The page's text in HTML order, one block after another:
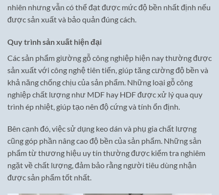
nhiên nhưng vẫn có thể đạt được mức độ bền nhất định nếu
được sản xuất và bảo quản đúng cách.
Quy trình sản xuất hiện đại
Các sản phẩm giường gỗ công nghiệp hiện nay thường được
sản xuất với công nghệ tiên tiến, giúp tăng cường độ bền và
khả năng chống chịu của sản phẩm. Những loại gỗ công
nghiệp chất lượng như MDF hay HDF được xử lý qua quy
trình ép nhiệt, giúp tạo nên độ cứng và tính ổn định.
Bên cạnh đó, việc sử dụng keo dán và phụ gia chất lượng
cũng góp phần nâng cao độ bền của sản phẩm. Những sản
phẩm từ thương hiệu uy tín thường được kiểm tra nghiêm
ngặt về chất lượng, đảm bảo rằng người tiêu dùng nhận
được sản phẩm tốt nhất.